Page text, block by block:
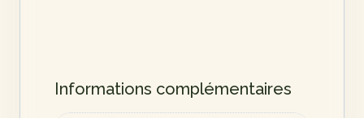
Informations complémentaires